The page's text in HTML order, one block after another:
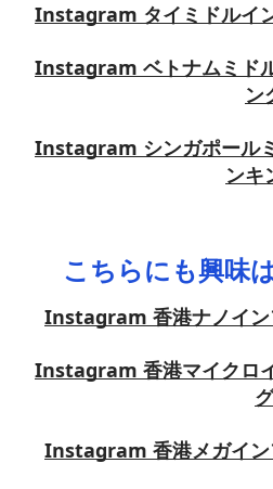
Instagram タイミドルイ
Instagram ベトナムミド
ン
Instagram シンガポール
ンキ
こちらにも興味
Instagram 香港ナノイン
Instagram 香港マイクロ
グ
Instagram 香港メガイン